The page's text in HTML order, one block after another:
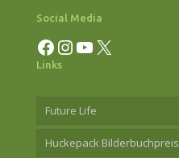
Social Media
Facebook InstagramYouTube X
Links
Future Life
Huckepack Bilderbuchpreis